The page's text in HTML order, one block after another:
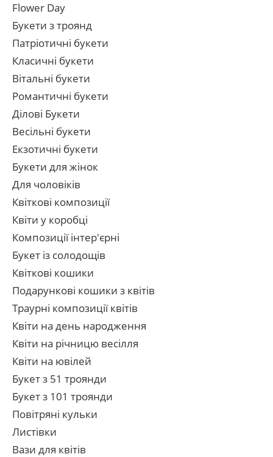
Flower Day
Букети з троянд
Патріотичні букети
Класичні букети
Вітальні букети
Романтичні букети
Ділові Букети
Весільні букети
Екзотичні букети
Букети для жінок
Для чоловіків
Квіткові композиції
Квіти у коробці
Композиції інтер'єрні
Букет із солодощів
Квіткові кошики
Подарункові кошики з квітів
Траурні композиції квітів
Квіти на день народження
Квіти на річницю весілля
Квіти на ювілей
Букет з 51 троянди
Букет з 101 троянди
Повітряні кульки
Листівки
Вази для квітів